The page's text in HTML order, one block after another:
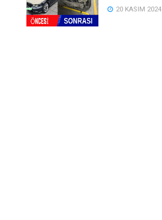
20 KASIM 2024